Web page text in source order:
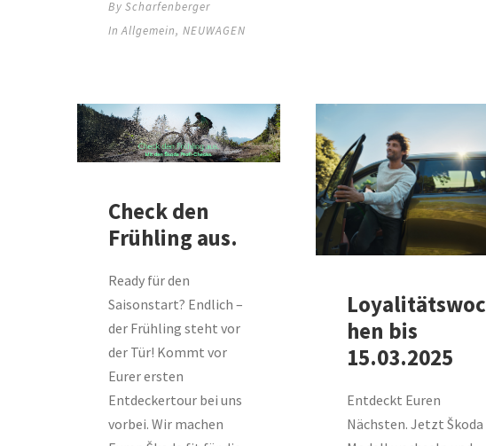
By Scharfenberger
In Allgemein, NEUWAGEN
Check den
Frühling aus.
Ready für den
Saisonstart? Endlich –
der Frühling steht vor
der Tür! Kommt vor
Eurer ersten
Entdeckertour bei uns
vorbei. Wir machen
Loyalitätswoc
hen bis
15.03.2025
Entdeckt Euren
Nächsten. Jetzt Škoda